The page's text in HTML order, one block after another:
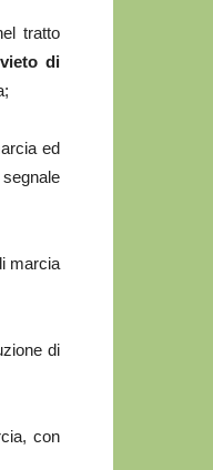
tratto
di
ed
marcia
di
con